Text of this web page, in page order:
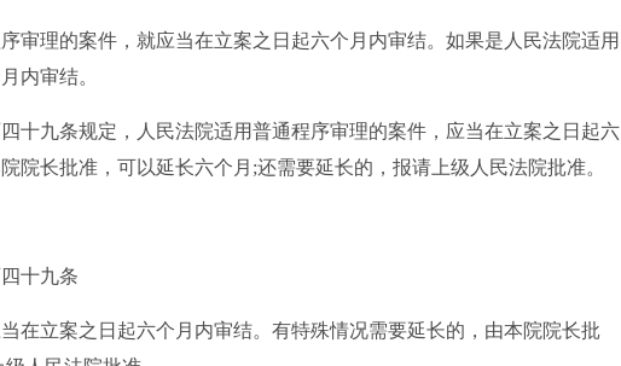
审理的案件，就应当在立案之日起六个月内审结。如果是人民法院适用
内审结。
十九条规定，人民法院适用普通程序审理的案件，应当在立案之日起六
院长批准，可以延长六个月;还需要延长的，报请上级人民法院批准。
十九条
在立案之日起六个月内审结。有特殊情况需要延长的，由本院院长批